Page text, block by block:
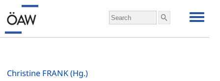
Christine FRANK (Hg.)